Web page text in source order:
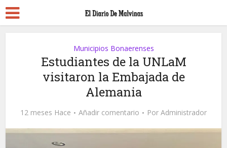
Municipios Bonaerenses
Estudiantes de la UNLaM
visitaron la Embajada de
Alemania
12 meses Hace Añadir comentario Por Administrador